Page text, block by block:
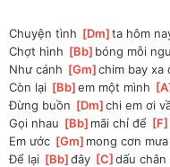
Chuyện tình [Dm ]ta hôm
Chợt hình [Bb ]bóng mỗi
Như cánh [Gm ]
chim bay xa
Còn lại [Bb ]
em một mình [
Đừng buồn [Dm ]
chi em ơi
Gọi nhau [Bb ]mãi chỉ để [F
Em ước [Gm ]mong cơn
Để lại [Bb ]
đây [C ]
dấu chân